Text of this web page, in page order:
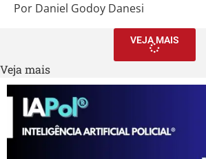
Por Daniel Godoy Danesi
VEJA MAIS
Veja mais